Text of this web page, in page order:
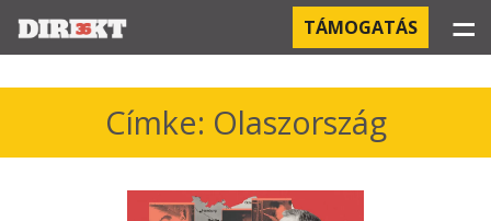
PROJEKTEK
KÓRHÁZI FERTŐZÉSEK
ORBÁN ÉS A GAZDASÁG
TÁMOGATÁS ☰
Címke: Olaszország